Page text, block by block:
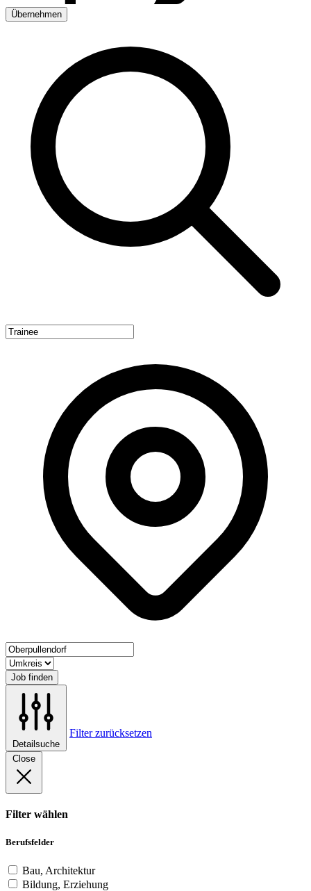
Übernehmen
Job finden
Detailsuche
Filter zurücksetzen
Close
Filter wählen
Berufsfelder
Bau, Architektur
Bildung, Erziehung